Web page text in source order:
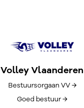
Volley Vlaanderen
Bestuursorgaan VV →
Goed bestuur →